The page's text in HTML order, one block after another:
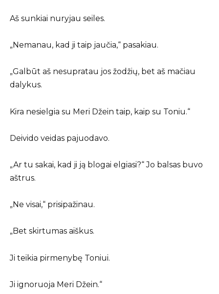
Aš sunkiai nuryjau seiles.
„Nemanau, kad ji taip jaučia,“ pasakiau.
„Galbūt aš nesupratau jos žodžių, bet aš mačiau
dalykus.
Kira nesielgia su Meri Džein taip, kaip su Toniu.“
Deivido veidas pajuodavo.
„Ar tu sakai, kad ji ją blogai elgiasi?“ Jo balsas buvo
aštrus.
„Ne visai,“ prisipažinau.
„Bet skirtumas aiškus.
Ji teikia pirmenybę Toniui.
Ji ignoruoja Meri Džein.“